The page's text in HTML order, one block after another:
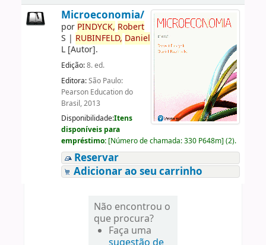
Microeconomia/
por PINDYCK, Robert
S | RUBINFELD, Daniel
L[Autor].
Edição:8. ed.
Editora:São Paulo:
Pearson Education do
Brasil, 2013
Disponibilidade:Itens
disponíveis para
empréstimo: [Número de chamada:330 P648m] (2).
Reservar
Adicionar ao seu carrinho
Não encontrou o
que procura?
Faça uma